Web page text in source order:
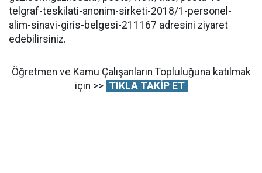
telgraf-teskilati-anonim-sirketi-2018/1-personel-
alim-sinavi-giris-belgesi-211167 adresini ziyaret
edebilirsiniz.
Öğretmen ve Kamu Çalışanların Topluluğuna katılmak
için >> TIKLA TAKİP ET